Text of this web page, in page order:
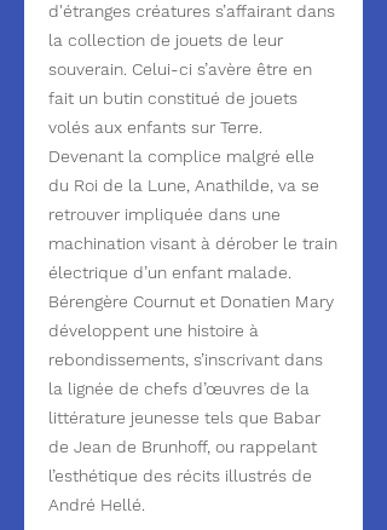
d'étranges créatures s’affairant dans
la collection de jouets de leur
souverain. Celui-ci s’avère être en
fait un butin constitué de jouets
volés aux enfants sur Terre.
Devenant la complice malgré elle
du Roi de la Lune, Anathilde, va se
retrouver impliquée dans une
machination visant à dérober le train
électrique d’un enfant malade.
Bérengère Cournut et Donatien Mary
développent une histoire à
rebondissements, s’inscrivant dans
la lignée de chefs d’œuvres de la
littérature jeunesse tels que Babar
de Jean de Brunhoff, ou rappelant
l’esthétique des récits illustrés de
André Hellé.